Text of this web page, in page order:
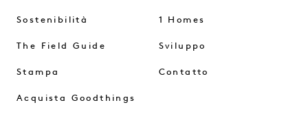
Sostenibilità
The Field Guide
Stampa
Acquista Goodthings
1 Homes
Sviluppo
Contatto